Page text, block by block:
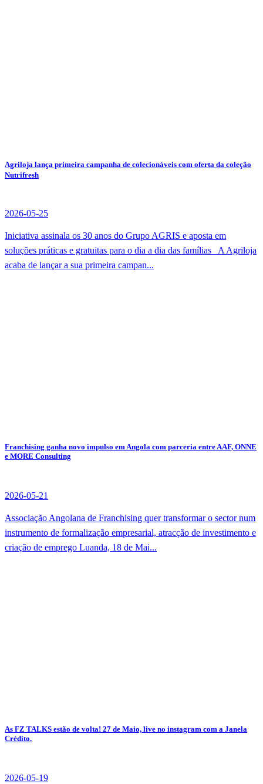
Agriloja lança primeira campanha de colecionáveis com oferta da coleção
Nutrifresh
2026-05-25
Iniciativa assinala os 30 anos do Grupo AGRIS e aposta em
soluções práticas e gratuitas para o dia a dia das famílias A Agriloja
acaba de lançar a sua primeira campan...
Franchising ganha novo impulso em Angola com parceria entre AAF, ONNE
e MORE Consulting
2026-05-21
Associação Angolana de Franchising quer transformar o sector num
instrumento de formalização empresarial, atracção de investimento e
criação de emprego Luanda, 18 de Mai...
As FZ TALKS estão de volta! 27 de Maio, live no instagram com a Janela
Crédito.
2026-05-19